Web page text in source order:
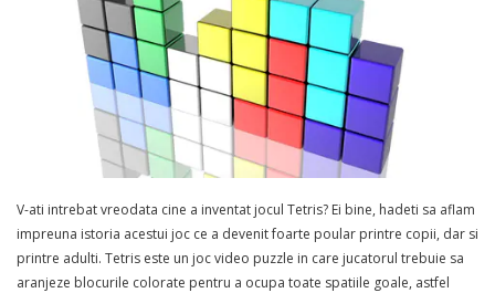
V-ati intrebat vreodata cine a inventat jocul Tetris? Ei bine, hadeti sa aflam
impreuna istoria acestui joc ce a devenit foarte poular printre copii, dar si
printre adulti. Tetris este un joc video puzzle in care jucatorul trebuie sa
aranjeze blocurile colorate pentru a ocupa toate spatiile goale, astfel